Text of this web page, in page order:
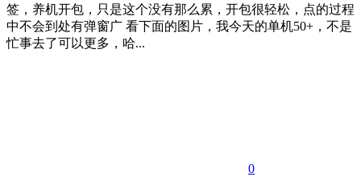
签，养机开包，只是这个没有那么累，开包很轻松，点的过程
中不会到处有弹窗广 看下面的图片，我今天的单机50+，不是
忙事去了可以更多，哈...
0